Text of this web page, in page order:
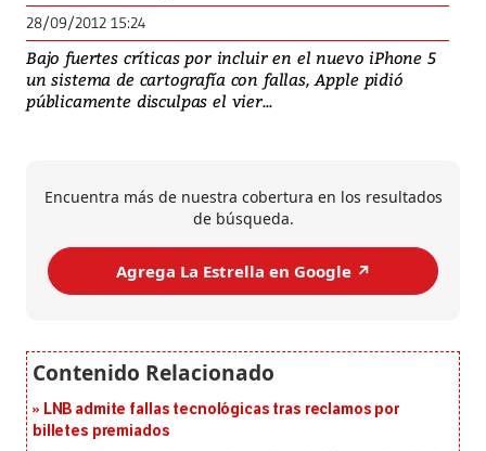
28/09/2012 15:24
Bajo fuertes críticas por incluir en el nuevo iPhone 5
un sistema de cartografía con fallas, Apple pidió
públicamente disculpas el vier...
Encuentra más de nuestra cobertura en los resultados
de búsqueda.
Agrega La Estrella en Google ↗️
LNB admite fallas tecnológicas tras reclamos por
billetes premiados